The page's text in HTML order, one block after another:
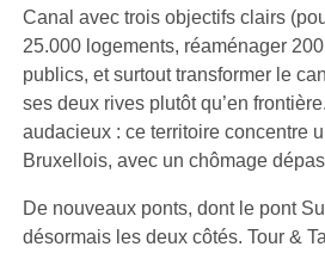
Canal avec trois objectifs clairs
25.000 logements, réaménager
publics, et surtout transformer le
ses deux rives plutôt qu’en
audacieux : ce territoire concentre
Bruxellois, avec un chômage
De nouveaux ponts, dont le pont
désormais les deux côtés. Tour &